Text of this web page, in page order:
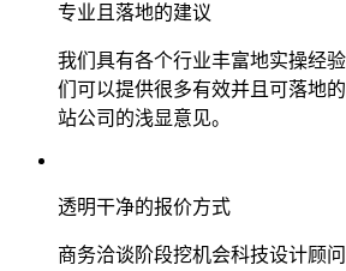
专业且落地的建议
我们具有各个行业丰富地实操经
们可以提供很多有效并且可落地
站公司的浅显意见。
透明干净的报价方式
商务洽谈阶段挖机会科技设计顾